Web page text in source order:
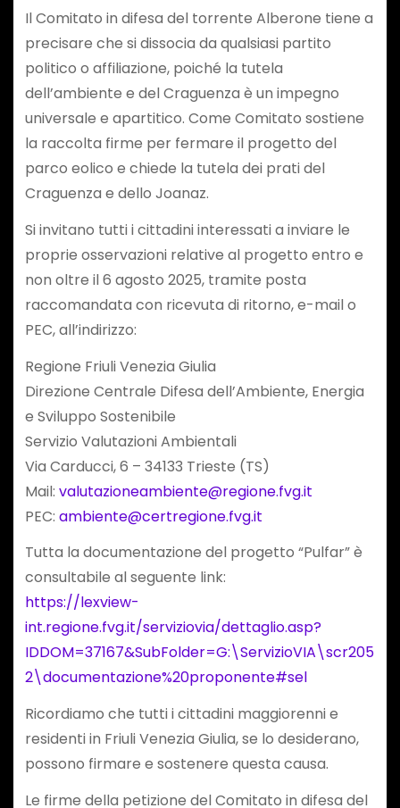
Il Comitato in difesa del torrente Alberone tiene a
precisare che si dissocia da qualsiasi partito
politico o affiliazione, poiché la tutela
dell’ambiente e del Craguenza è un impegno
universale e apartitico. Come Comitato sostiene
la raccolta firme per fermare il progetto del
parco eolico e chiede la tutela dei prati del
Craguenza e dello Joanaz.
Si invitano tutti i cittadini interessati a inviare le
proprie osservazioni relative al progetto entro e
non oltre il 6 agosto 2025, tramite posta
raccomandata con ricevuta di ritorno, e-mail o
PEC, all’indirizzo:
Regione Friuli Venezia Giulia
Direzione Centrale Difesa dell’Ambiente, Energia
e Sviluppo Sostenibile
Servizio Valutazioni Ambientali
Via Carducci, 6 – 34133 Trieste (TS)
Mail: valutazioneambiente@regione.fvg.it
PEC: ambiente@certregione.fvg.it
Tutta la documentazione del progetto “Pulfar” è
consultabile al seguente link:
https://lexview-
int.regione.fvg.it/serviziovia/dettaglio.asp?
IDDOM=37167&SubFolder=G:\ServizioVIA\scr205
2\documentazione%20proponente#sel
Ricordiamo che tutti i cittadini maggiorenni e
residenti in Friuli Venezia Giulia, se lo desiderano,
possono firmare e sostenere questa causa.
Le firme della petizione del Comitato in difesa del